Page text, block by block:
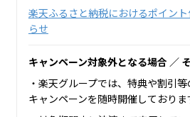
楽天ふるさと納税におけるポイン
らせ
キャンペーン対象外となる場合 ／
・楽天グループでは、特典や割引
キャンペーンを随時開催しておりま